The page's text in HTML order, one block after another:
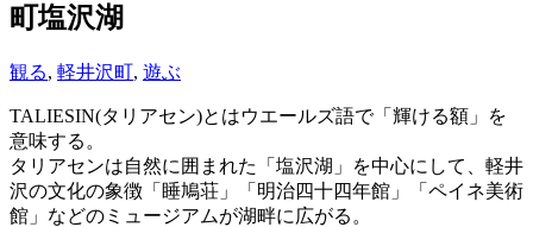
町塩沢湖
観る, 軽井沢町, 遊ぶ
TALIESIN(タリアセン)とはウエールズ語で「輝ける額」を
意味する。
タリアセンは自然に囲まれた「塩沢湖」を中心にして、軽井
沢の文化の象徴「睡鳩荘」「明治四十四年館」「ペイネ美術
館」などのミュージアムが湖畔に広がる。